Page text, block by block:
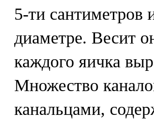
5-ти сантиметров
диаметре. Весит
каждого яичка
Множество
канальцами,